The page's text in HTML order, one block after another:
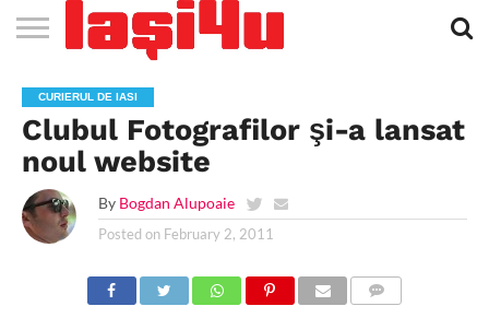
STIRI
APARTAMENTE
NOI IASI
STIRI
IASI
JOBS
IN
IASI
FILME
LA
CINEMA
CLUBURI /
DISCOTECI
BARURI /
CAFENELE
SALI DE
FORTA
SI
FITNESS
SALOANE DE
INFRUMUSETARE
AGENTII
DE
TURISM
IASI
RESTAURANTE
IN IASI
PIZZA
IN
IASI
PISCINA
IN IASI
FLORARII
RADIO
LIVE
IN IASI
SPALATORII
AUTO
TRACTARI
AUTO
TAXI
IN
IASI
CINEMA
TEATRU
HOTELURI
/
PENSIUNI
TEREN
SPORTIV
TEREN
TENIS
IASI
FARMACII
NON
STOP
COFFEE-
TO-GO
FIRME DE
PUBLICITATE
RENT
A
CAR
CURIERUL DE IASI
Clubul Fotografilor şi-a lansat
noul website
By Bogdan Alupoaie
Posted on February 2, 2011